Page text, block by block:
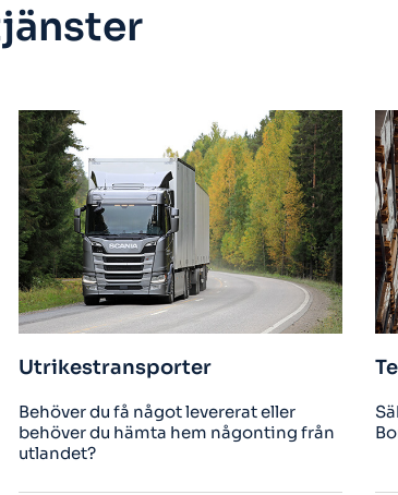
från
Terminalhantering
Säker och effektiv lagerhantering i
Borås till marknadens bästa priser.